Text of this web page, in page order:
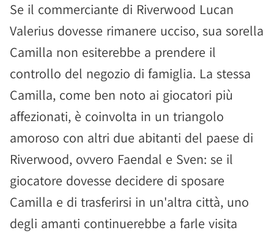
Se il commerciante di Riverwood Lucan
Valerius dovesse rimanere ucciso, sua sorella
Camilla non esiterebbe a prendere il
controllo del negozio di famiglia. La stessa
Camilla, come ben noto ai giocatori più
affezionati, è coinvolta in un triangolo
amoroso con altri due abitanti del paese di
Riverwood, ovvero Faendal e Sven: se il
giocatore dovesse decidere di sposare
Camilla e di trasferirsi in un'altra città, uno
degli amanti continuerebbe a farle visita